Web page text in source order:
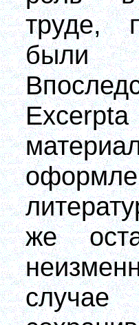
труде,
Excerpta
же